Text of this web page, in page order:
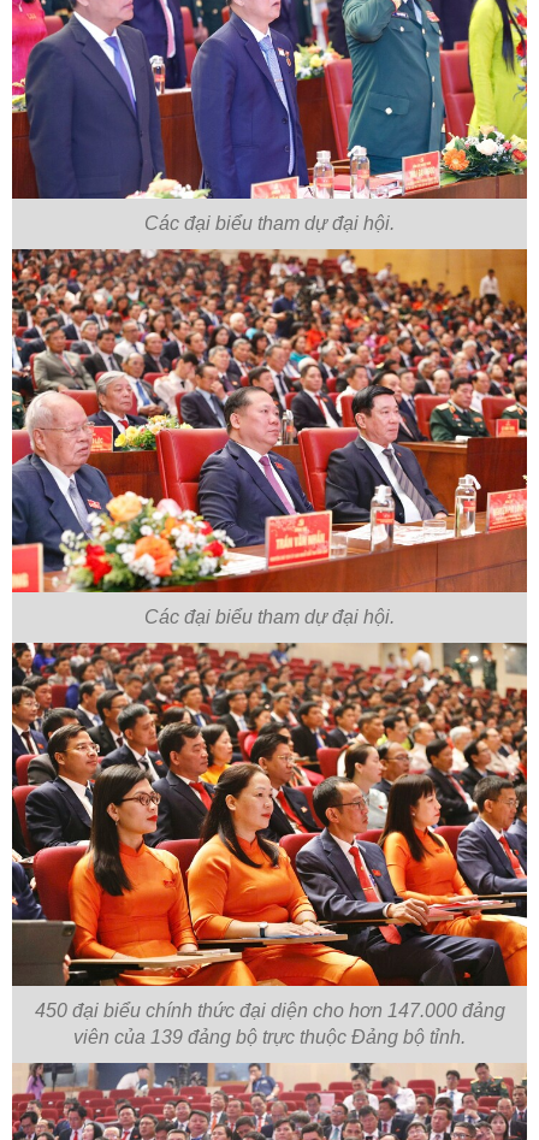
Các đại biểu tham dự đại hội.
Các đại biểu tham dự đại hội.
450 đại biểu chính thức đại diện cho hơn 147.000 đảng
viên của 139 đảng bộ trực thuộc Đảng bộ tỉnh.